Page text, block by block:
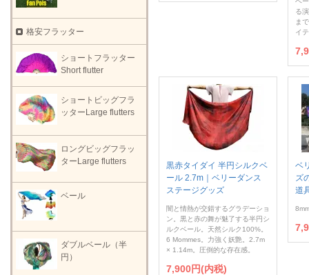
る
ま
イ
黒赤タイダイ 半円シルクベ
ール 2.7m｜ベリーダンス
ステージグッズ
闇と情熱が交錯するグラデーショ
ン。黒と赤の舞が魅了する半円シ
ルクベール。天然シルク100%。
6 Mommes。力強く妖艶。2.7m
× 1.14m。圧倒的な存在感。
7,900円(内税)
ベ
ズ
道
格安フラッター
ショートフラッター
Short flutter
ショートビッグフラ
ッターLarge flutters
ロングビッグフラッ
ターLarge flutters
ベール
ダブルベール（半
円）